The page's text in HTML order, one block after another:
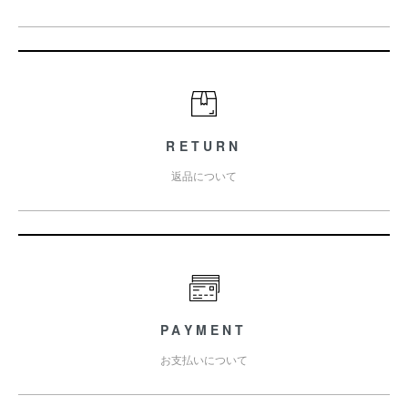
RETURN
返品について
PAYMENT
お支払いについて